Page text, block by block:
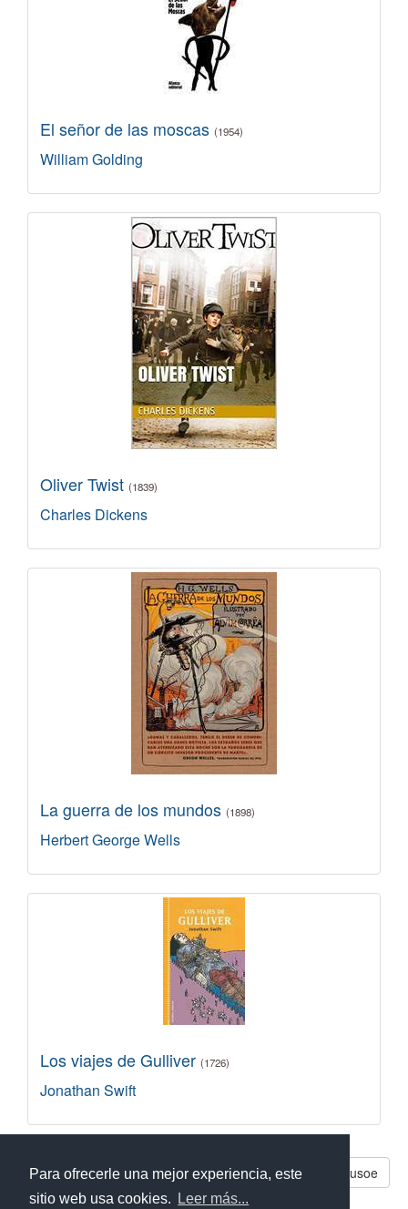
Para ofrecerle una mejor experiencia, este
sitio web usa cookies.
Leer más...
El señor de las moscas (1954)
William Golding
Oliver Twist (1839)
Charles Dickens
La guerra de los mundos (1898)
Herbert George Wells
Los viajes de Gulliver (1726)
Jonathan Swift
Libros parecidos a Robinson Crusoe